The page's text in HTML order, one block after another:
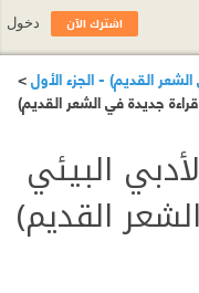
القديم) - الجزء الأول>
جديدة في الشعر القديم)
البيئي
القديم)
اشترك الآن دخول